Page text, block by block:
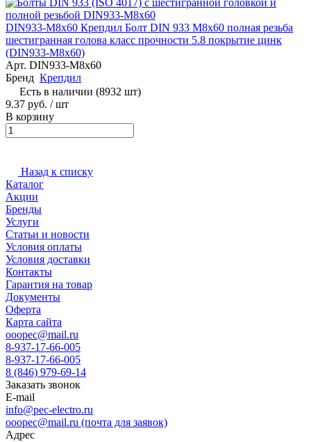
DIN933-М8х60 Крепдил Болт DIN 933 М8х60 полная резьба
шестигранная голова класс прочности 5.8 покрытие цинк
(DIN933-М8х60)
Арт. DIN933-М8х60
Бренд Крепдил
Есть в наличии (8932 шт)
9.37 руб. / шт
В корзину
Назад к списку
Каталог
Акции
Бренды
Услуги
Статьи и новости
Условия оплаты
Условия доставки
Контакты
Гарантия на товар
Документы
Оферта
Карта сайта
ooopec@mail.ru
8-937-17-66-005
8-937-17-66-005
8 (846) 979-69-14
Заказать звонок
E-mail
info@pec-electro.ru
ooopec@mail.ru (почта для заявок)
Адрес